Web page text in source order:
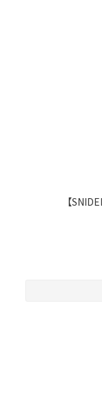
【